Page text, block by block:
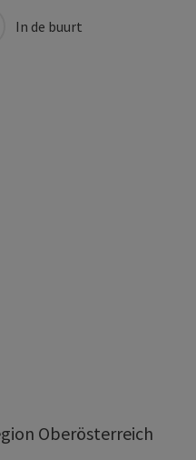
In de buurt
Oberösterreich